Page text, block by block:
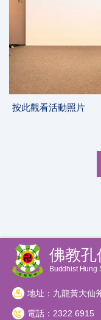
按此觀看活動照片
佛教孔
Buddhist Hung
地址：九龍黃大仙
電話：2322 6915